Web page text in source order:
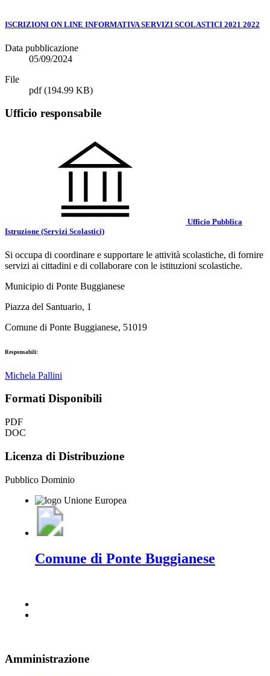
ISCRIZIONI ON LINE INFORMATIVA SERVIZI SCOLASTICI 2021 2022
Data pubblicazione
05/09/2024
File
pdf(194.99 KB)
Ufficio responsabile
Ufficio Pubblica
Istruzione (Servizi Scolastici)
Si occupa di coordinare e supportare le attività scolastiche, di fornire
servizi ai cittadini e di collaborare con le istituzioni scolastiche.
Municipio di Ponte Buggianese
Piazza del Santuario, 1
Comune di Ponte Buggianese, 51019
Responsabili:
Michela Pallini
Formati Disponibili
PDF
DOC
Licenza di Distribuzione
Pubblico Dominio
Comune di Ponte Buggianese
Amministrazione